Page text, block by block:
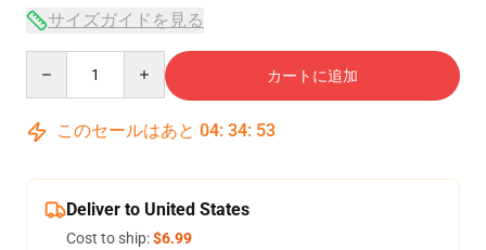
サイズガイドを見る
カートに追加
このセールはあと 04: 34: 53
Deliver to United States
Cost to ship:$6.99